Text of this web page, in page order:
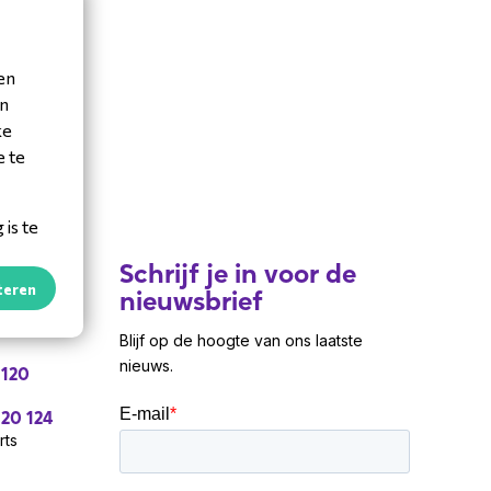
124
Schrijf je in voor de
nieuwsbrief
Blijf op de hoogte van ons laatste
nieuws.
te
is te